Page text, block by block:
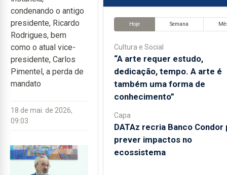
condenando o antigo
presidente, Ricardo
Rodrigues, bem
como o atual vice-
presidente, Carlos
Pimentel, a perda de
mandato
18 de mai. de 2026,
09:03
Hoje Semana
Cultura e Social
“A arte requer estudo,
dedicação, tempo. A arte é
também uma forma de
conhecimento”
Capa
DATAz recria Banco Condor
prever impactos no
ecossistema